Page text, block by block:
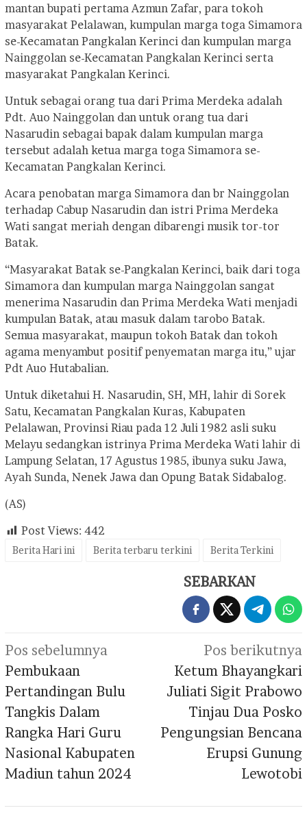
mantan bupati pertama Azmun Zafar, para tokoh
masyarakat Pelalawan, kumpulan marga toga Simamora
se-Kecamatan Pangkalan Kerinci dan kumpulan marga
Nainggolan se-Kecamatan Pangkalan Kerinci serta
masyarakat Pangkalan Kerinci.
Untuk sebagai orang tua dari Prima Merdeka adalah
Pdt. Auo Nainggolan dan untuk orang tua dari
Nasarudin sebagai bapak dalam kumpulan marga
tersebut adalah ketua marga toga Simamora se-
Kecamatan Pangkalan Kerinci.
Acara penobatan marga Simamora dan br Nainggolan
terhadap Cabup Nasarudin dan istri Prima Merdeka
Wati sangat meriah dengan dibarengi musik tor-tor
Batak.
“Masyarakat Batak se-Pangkalan Kerinci, baik dari toga
Simamora dan kumpulan marga Nainggolan sangat
menerima Nasarudin dan Prima Merdeka Wati menjadi
kumpulan Batak, atau masuk dalam tarobo Batak.
Semua masyarakat, maupun tokoh Batak dan tokoh
agama menyambut positif penyematan marga itu,” ujar
Pdt Auo Hutabalian.
Untuk diketahui H. Nasarudin, SH, MH, lahir di Sorek
Satu, Kecamatan Pangkalan Kuras, Kabupaten
Pelalawan, Provinsi Riau pada 12 Juli 1982 asli suku
Melayu sedangkan istrinya Prima Merdeka Wati lahir di
Lampung Selatan, 17 Agustus 1985, ibunya suku Jawa,
Ayah Sunda, Nenek Jawa dan Opung Batak Sidabalog.
(AS)
Post Views: 442
Berita Hari ini Berita terbaru terkini Berita Terkini
SEBARKAN
Navigasi
pos
Pos sebelumnya
Pembukaan
Pertandingan Bulu
Tangkis Dalam
Rangka Hari Guru
Nasional Kabupaten
Madiun tahun 2024
Pos berikutnya
Ketum Bhayangkari
Juliati Sigit Prabowo
Tinjau Dua Posko
Pengungsian Bencana
Erupsi Gunung
Lewotobi